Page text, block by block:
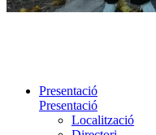
Presentació
Presentació
Localització